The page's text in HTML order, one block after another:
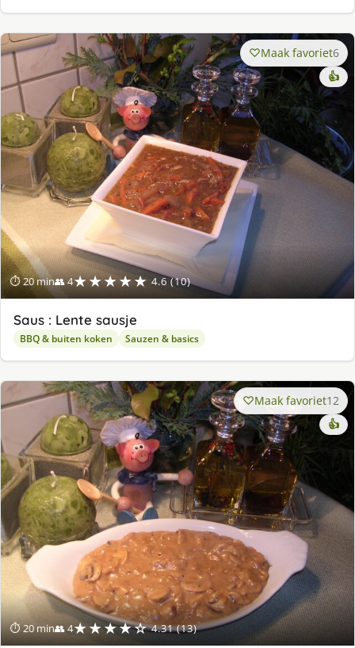
⏱ 20 min👥 4★★★★★ 4.6 (10)
Maak favoriet6
👍
Saus : Lente sausje
BBQ & buiten koken Sauzen & basics
⏱ 20 min👥 4★★★★☆ 4.31 (13)
Maak favoriet12
👍